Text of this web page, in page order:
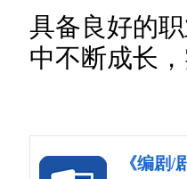
具备良好的
中不断成长，